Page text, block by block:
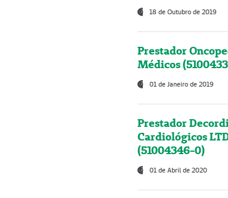
18 de Outubro de 2019
Prestador
Médicos
01 de Janeiro de 2019
Prestador
Cardiológicos
(51004346-0)
01 de Abril de 2020